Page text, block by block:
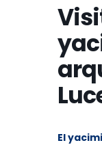
El